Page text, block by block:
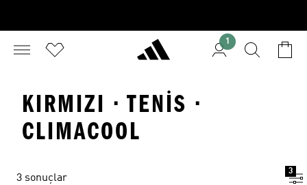
1
KIRMIZI · TENIS ·
CLIMACOOL
3 sonuçlar
3